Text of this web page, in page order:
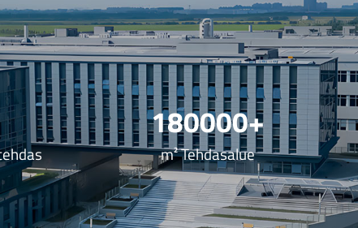
180000+
m² Tehdasalue